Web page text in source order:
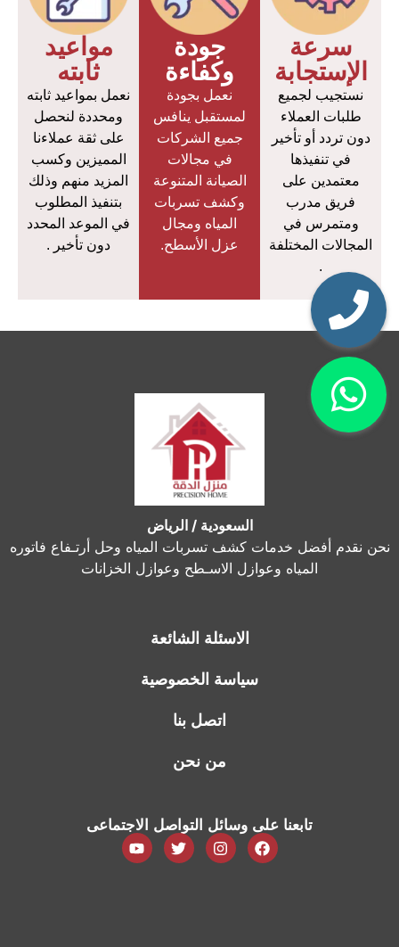
سرعة
الإستجابة
نستجيب لجميع
طلبات العملاء
دون تردد أو تأخير
في تنفيذها
معتمدين على
فريق مدرب
ومتمرس في
المجالات المختلفة
.
جودة
وكفاءة
نعمل بجودة
لمستقبل ينافس
جميع الشركات
في مجالات
الصيانة المتنوعة
وكشف تسربات
المياه ومجال
عزل الأسطح.
مواعيد
ثابته
نعمل بمواعيد ثابته
ومحددة لنحصل
على ثقة عملاءنا
المميزين وكسب
المزيد منهم وذلك
بتنفيذ المطلوب
في الموعد المحدد
دون تأخير .
السعودية / الرياض
نحن نقدم أفضل خدمات كشف تسربات المياه وحل أرتـفاع فاتوره
المياه وعوازل الاسـطح وعوازل الخزانات
الاسئلة الشائعة
سياسة الخصوصية
اتصل بنا
من نحن
تابعنا على وسائل التواصل الاجتماعى